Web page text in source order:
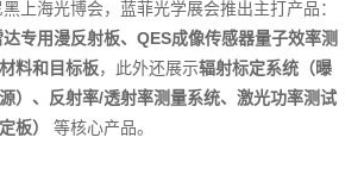
上海光博会，蓝菲光学展会推出主打产品：
专用漫反射板、QES成像传感器量子效率测
料和目标板，此外还展示辐射标定系统（曝
）、反射率/透射率测量系统、激光功率测试
板） 等核心产品。